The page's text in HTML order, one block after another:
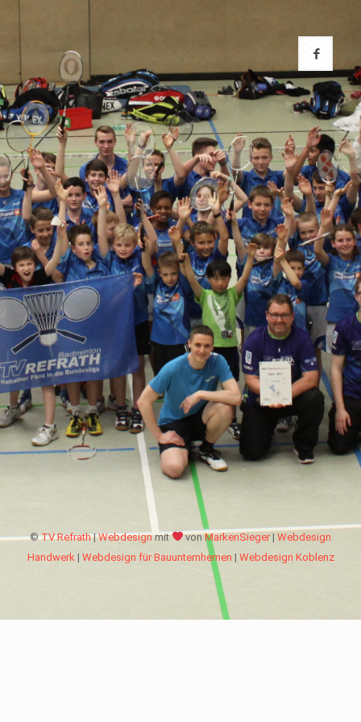
©TV Refrath|Webdesignmit vonMarkenSieger|Webdesign
Handwerk| Webdesign für Bauunternhemen | Webdesign Koblenz